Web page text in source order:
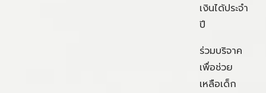
เงินได้ประจำ
ปี
ร่วมบริจาค
เพื่อช่วย
เหลือเด็ก